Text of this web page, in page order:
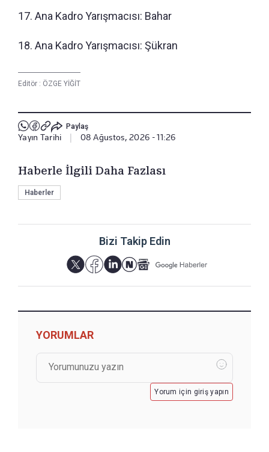
17. Ana Kadro Yarışmacısı: Bahar
18. Ana Kadro Yarışmacısı: Şükran
Editör : ÖZGE YİĞİT
Paylaş
Yayın Tarihi 08 Ağustos, 2026 - 11:26
Haberle İlgili Daha Fazlası
Haberler
Bizi Takip Edin
YORUMLAR
Yorum için giriş yapın